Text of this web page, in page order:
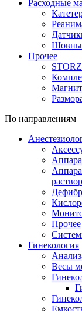
Расходные
Прочее
По направлениям
Прочее
Гинекология
Весы